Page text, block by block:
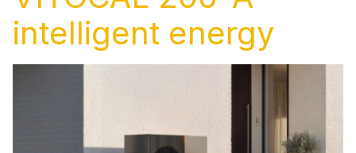
intelligent energy